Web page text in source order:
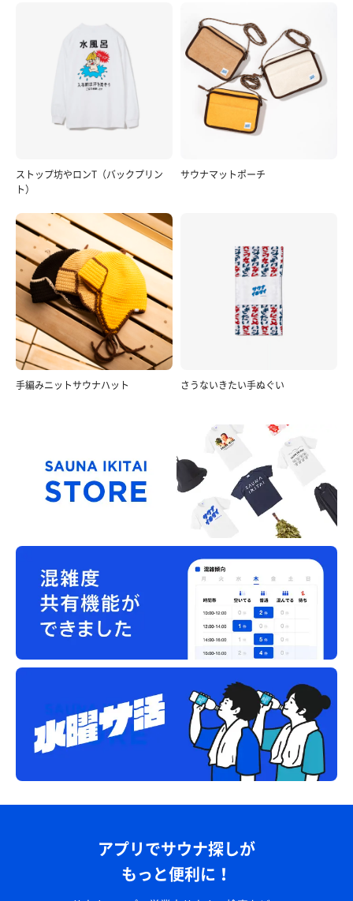
ストップ坊やロンT（バックプリン
ト）
サウナマットポーチ
手編みニットサウナハット さうないきたい手ぬぐい
アプリでサウナ探しが
もっと便利に！